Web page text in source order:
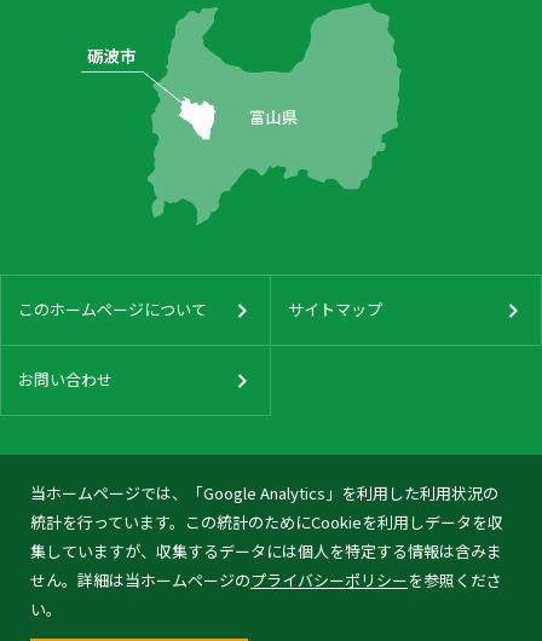
当ホームページでは、「Google Analytics」を利用した利用状況の
統計を行っています。この統計のためにCookieを利用しデータを収
集していますが、収集するデータには個人を特定する情報は含みま
せん。詳細は当ホームページのプライバシーポリシーを参照くださ
い。
このホームページについて サイトマップ
お問い合わせ